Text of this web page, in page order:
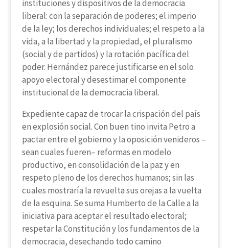
instituciones y dispositivos de la democracia
liberal: con la separación de poderes; el imperio
de la ley; los derechos individuales; el respeto a la
vida, a la libertad y la propiedad, el pluralismo
(social y de partidos) y la rotación pacífica del
poder. Hernández parece justificarse en el solo
apoyo electoral y desestimar el componente
institucional de la democracia liberal.
Expediente capaz de trocar la crispación del país
en explosión social. Con buen tino invita Petro a
pactar entre el gobierno y la oposición venideros –
sean cuales fueren– reformas en modelo
productivo, en consolidación de la paz y en
respeto pleno de los derechos humanos; sin las
cuales mostraría la revuelta sus orejas a la vuelta
de la esquina. Se suma Humberto de la Calle a la
iniciativa para aceptar el resultado electoral;
respetar la Constitución y los fundamentos de la
democracia, desechando todo camino